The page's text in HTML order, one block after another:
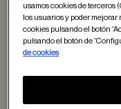
Otros
usamos cookies de terceros
los usuarios y poder
cookies pulsando el botón
pulsando el botón de
de cookies